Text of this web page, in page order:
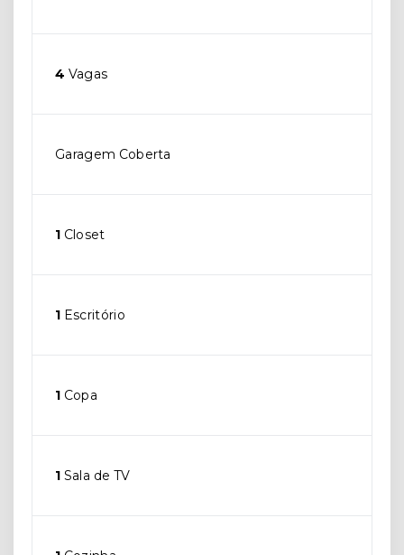
4 Vagas
Garagem Coberta
1 Closet
1 Escritório
1 Copa
1 Sala de TV